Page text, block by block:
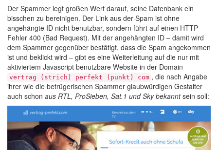
Der Spammer legt großen Wert darauf, seine Datenbank ein
bisschen zu bereinigen. Der Link aus der Spam ist ohne
angehängte ID nicht benutzbar, sondern führt auf einen HTTP-
Fehler 400 (Bad Request). Mit der angehängten ID – damit wird
dem Spammer gegenüber bestätigt, dass die Spam angekommen
ist und beklickt wird – gibt es eine Weiterleitung auf die nur mit
aktiviertem Javascript benutzbare Website in der Domain
vertrag (strich) perfekt (punkt) com , die nach Angabe
ihrer wie die betrügerischen Spammer glaubwürdigen Gestalter
auch schon aus RTL, ProSieben, Sat.1 und Sky bekanntsein soll: